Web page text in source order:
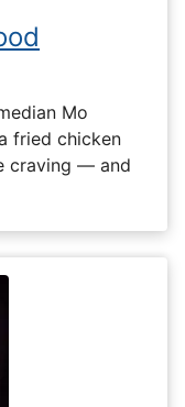
Mo
fried chicken
craving — and